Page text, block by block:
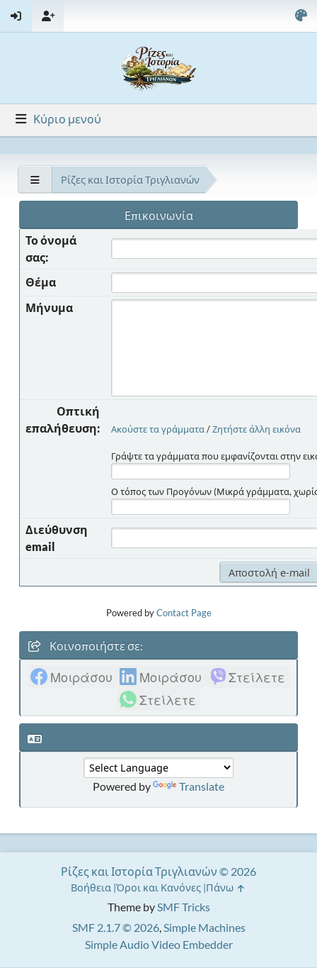
Κύριο μενού
Ρίζες και Ιστορία Τριγλιανών
Επικοινωνία
Το όνομά
σας:
Θέμα
Μήνυμα
Οπτική
επαλήθευση:
Ακούστε τα γράμματα /Ζητήστε άλλη εικόνα
Γράψτε τα γράμματα που εμφανίζονται στην
Ο τόπος των Προγόνων (Μικρά γράμματα,
Διεύθυνση
email
Powered byContact Page
Κοινοποιήστε σε:
Μοιράσου Μοιράσου
Στείλετε
Στείλετε
Powered by Translate
Theme bySMF Tricks
SMF 2.1.7 © 2026,Simple Machines
Simple Audio Video Embedder
Ρίζες και Ιστορία Τριγλιανών © 2026
Βοήθεια Όροι και Κανόνες Πάνω